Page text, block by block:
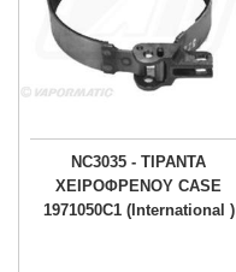
NC3035 - ΤΙΡΑΝΤΑ
ΧΕΙΡΟΦΡΕΝΟΥ CASE
1971050C1 (International )